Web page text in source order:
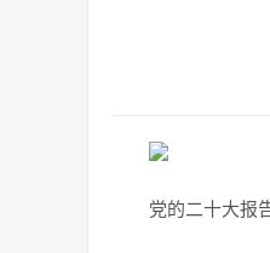
党的二十大报